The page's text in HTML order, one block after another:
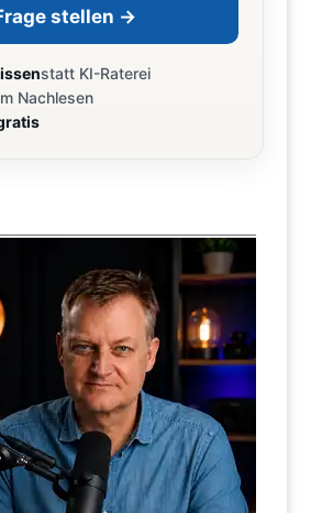
stellen →
statt KI-Raterei
Nachlesen